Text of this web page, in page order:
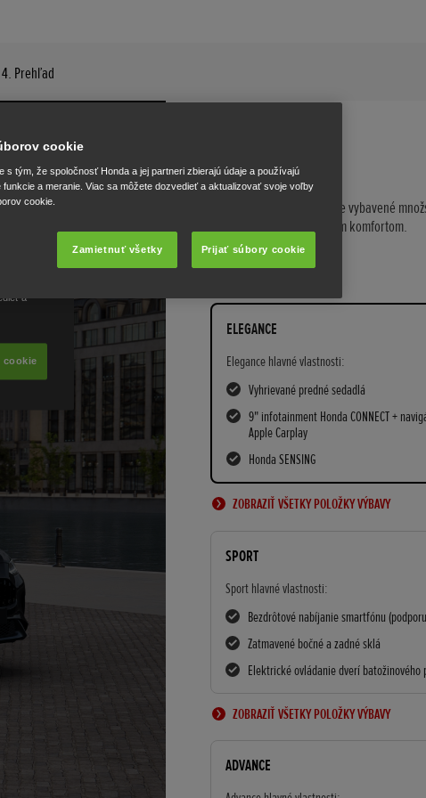
Prehľad
ELEGANCE
ZR-V e:HEV Elegance je plne vybavené
a bezpečnosť s výnimočným komfortom.
ELEGANCE
Elegance hlavné vlastnosti:
Vyhrievané predné sedadlá
9" infotainment Honda CONNECT +
Apple Carplay
Honda SENSING
ZOBRAZIŤ VŠETKY POLOŽKY VÝBAVY
SPORT
Sport hlavné vlastnosti:
Bezdrôtové nabíjanie smartfónu
Zatmavené bočné a zadné sklá
Elektrické ovládanie dverí
ZOBRAZIŤ VŠETKY POLOŽKY VÝBAVY
ADVANCE
cookie
tým, že spoločnosť Honda a jej partneri zbierajú údaje a používajú
a meranie. Viac sa môžete dozvedieť a aktualizovať svoje voľby
cookie.
Zamietnuť všetky Prijať súbory cookie